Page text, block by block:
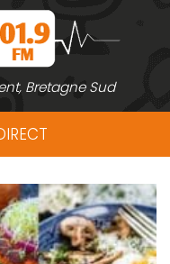
Bretagne Sud